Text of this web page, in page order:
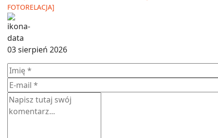
FOTORELACJA]
03 sierpień 2026